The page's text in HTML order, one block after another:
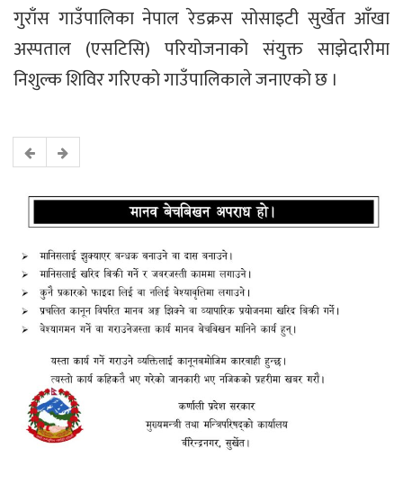
गुराँस गाउँपालिका नेपाल रेडक्रस सोसाइटी सुर्खेत आँखा
अस्पताल (एसटिसि) परियोजनाको संयुक्त साझेदारीमा
निशुल्क शिविर गरिएको गाउँपालिकाले जनाएको छ ।